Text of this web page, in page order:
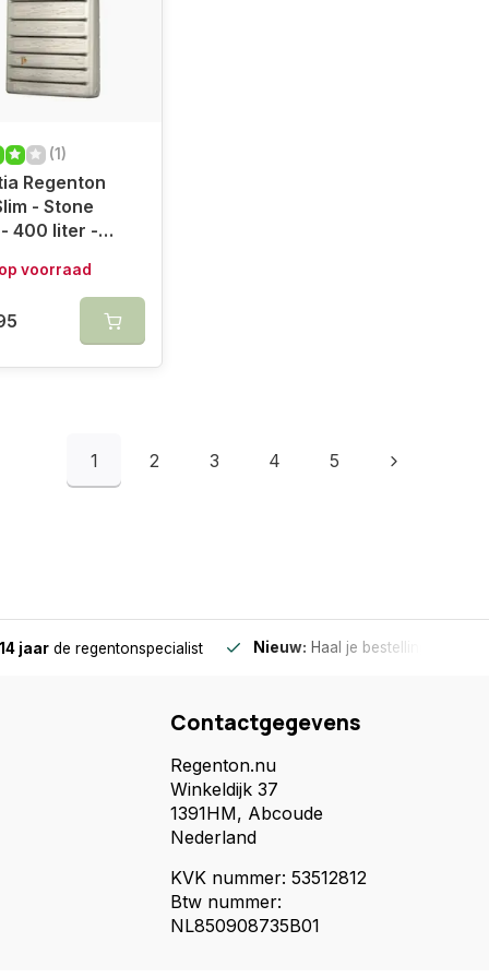
(1)
Regenton
- Stone
400 liter -
voorraad
1 2 3 4 5
14 jaar de regentonspecialist Nieuw: Haal je bestelling in
Contactgegevens
Regenton.nu
Winkeldijk 37
1391HM, Abcoude
Nederland
KVK nummer: 53512812
Btw nummer:
NL850908735B01